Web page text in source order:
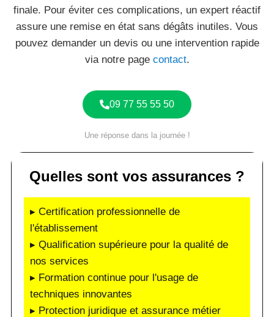
finale. Pour éviter ces complications, un expert réactif
assure une remise en état sans dégâts inutiles. Vous
pouvez demander un devis ou une intervention rapide
via notre page contact.
09 77 55 55 50
Une réponse dans la journée !
Quelles sont vos assurances ?
▸ Certification professionnelle de
l'établissement
▸ Qualification supérieure pour la qualité de
nos services
▸ Formation continue pour l'usage de
techniques innovantes
▸ Protection juridique et assurance métier